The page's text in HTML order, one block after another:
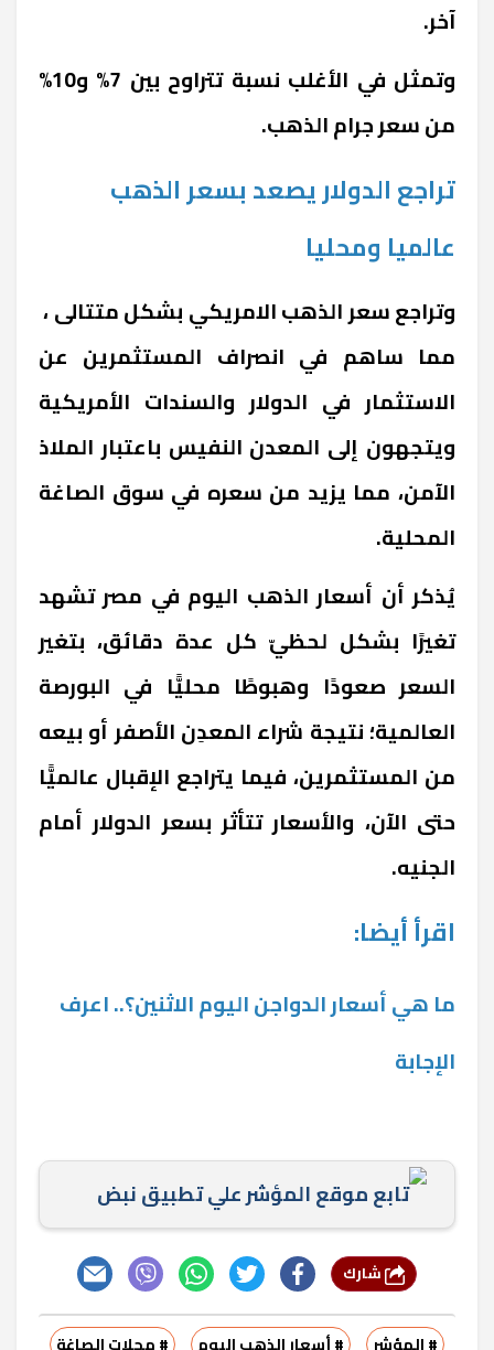
آخر.
وتمثل في الأغلب نسبة تتراوح بين 7% و10%
من سعر جرام الذهب.
تراجع الدولار يصعد بسعر الذهب
عالميا ومحليا
وتراجع سعر الذهب الامريكي بشكل متتالى ،
مما ساهم في انصراف المستثمرين عن
الاستثمار في الدولار والسندات الأمريكية
ويتجهون إلى المعدن النفيس باعتبار الملاذ
الآمن، مما يزيد من سعره في سوق الصاغة
المحلية.
يُذكر أن أسعار الذهب اليوم في مصر تشهد
تغيرًا بشكل لحظيّ كل عدة دقائق، بتغير
السعر صعودًا وهبوطًا محليًّا في البورصة
العالمية؛ نتيجة شراء المعدِن الأصفر أو بيعه
من المستثمرين، فيما يتراجع الإقبال عالميًّا
حتى الآن، والأسعار تتأثر بسعر الدولار أمام
الجنيه.
اقرأ أيضا:
ما هي أسعار الدواجن اليوم الاثنين؟.. اعرف
الإجابة
تابع موقع المؤشر علي تطبيق نبض